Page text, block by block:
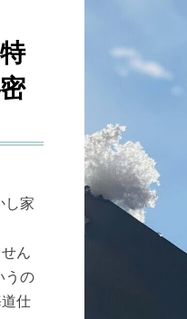
し家
ん
うの
仕